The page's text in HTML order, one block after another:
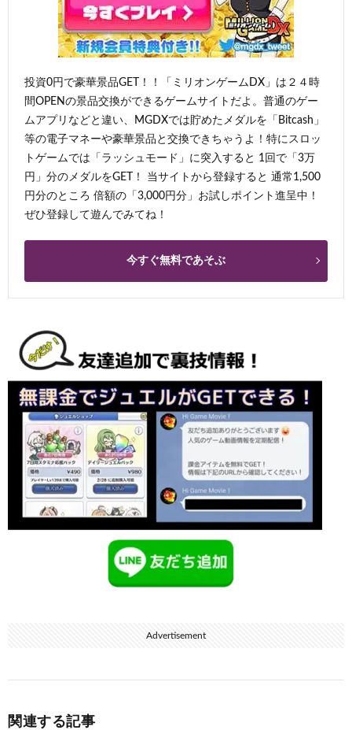
投資0円で豪華景品GET！！「ミリオンゲームDX」は２４時
間OPENの景品交換ができるゲームサイトだよ。普通のゲー
ムアプリなどと違い、MGDXでは貯めたメダルを「Bitcash」
等の電子マネーや豪華景品と交換できちゃうよ！特にスロッ
トゲームでは「ラッシュモード」に突入すると 1回で「3万
円」分のメダルをGET！ 当サイトから登録すると 通常1,500
円分のところ 倍額の「3,000円分」お試しポイント進呈中！
ぜひ登録して遊んでみてね！
今すぐ無料であそぶ
Advertisement
関連する記事